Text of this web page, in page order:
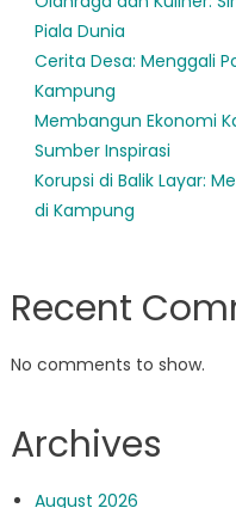
Piala Dunia
Cerita Desa: Menggali
Kampung
Membangun Ekonomi
Sumber Inspirasi
Korupsi di Balik Layar:
di Kampung
Recent
No comments to show.
Archives
August 2026